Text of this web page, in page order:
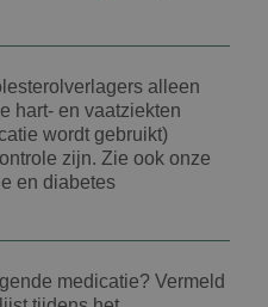
alleen
hart- en vaatziekten
wordt gebruikt)
zijn. Zie ook onze
en diabetes
medicatie? Vermeld